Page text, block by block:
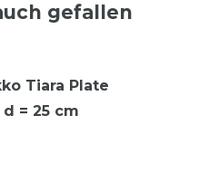
gefallen
Tiara Plate
= 25 cm